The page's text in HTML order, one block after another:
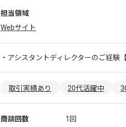
担当領域
Webサイト
・アシスタントディレクターのご経験
取引実績あり 20代活躍中
商談回数
1回